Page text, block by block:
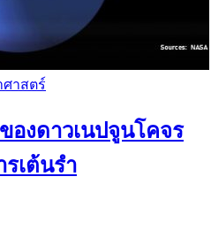
ศาสตร์
องดาวเนปจูนโคจร
เต้นรำ